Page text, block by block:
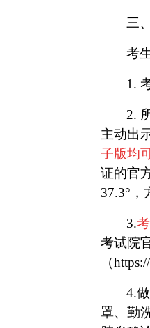
三
考
1.
2.
主动出
子版均
证的官
37.3°，
3.
考试院
（
4.
罩、勤